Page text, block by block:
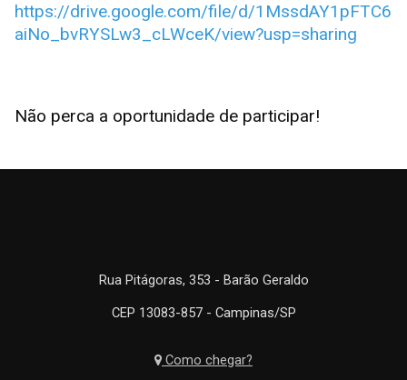
https://drive.google.com/file/d/1MssdAY1pFTC6
aiNo_bvRYSLw3_cLWceK/view?usp=sharing
Não perca a oportunidade de participar!
Rua Pitágoras, 353 - Barão Geraldo
CEP 13083-857 - Campinas/SP
Como chegar?